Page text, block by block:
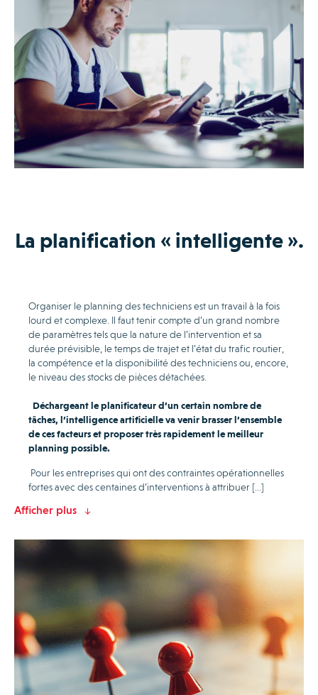
La planification « intelligente ».
Organiser le planning des techniciens est un travail à la fois
lourd et complexe. Il faut tenir compte d’un grand nombre
de paramètres tels que la nature de l’intervention et sa
durée prévisible, le temps de trajet et l’état du trafic routier,
la compétence et la disponibilité des techniciens ou, encore,
le niveau des stocks de pièces détachées.
Déchargeant le planificateur d’un certain nombre de
tâches, l’intelligence artificielle va venir brasser l’ensemble
de ces facteurs et proposer très rapidement le meilleur
planning possible.
Pour les entreprises qui ont des contraintes opérationnelles
fortes avec des centaines d’interventions à attribuer […]
Afficher plus